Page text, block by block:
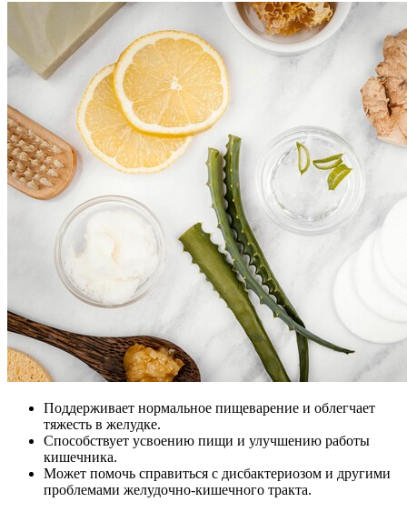
Поддерживает нормальное пищеварение и облегчает
тяжесть в желудке.
Способствует усвоению пищи и улучшению работы
кишечника.
Может помочь справиться с дисбактериозом и другими
проблемами желудочно-кишечного тракта.